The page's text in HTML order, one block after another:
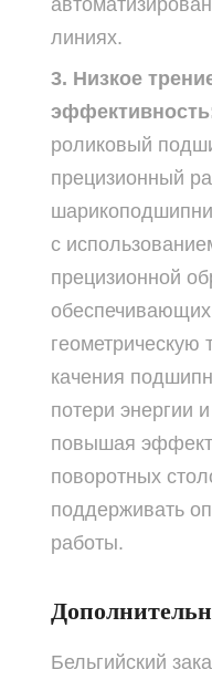
линиях.
3. Низкое
роликовый
прецизионный
с
прецизионной
геометрическую
качения
потери энергии
повышая
поворотных
поддерживать
работы.
Бельгийский